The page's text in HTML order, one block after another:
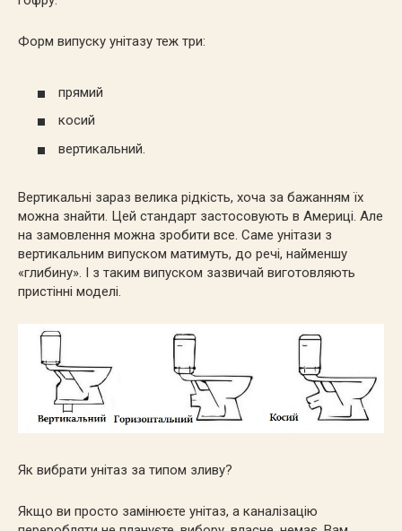
Форм випуску унітазу теж три:
прямий
косий
вертикальний.
Вертикальні зараз велика рідкість, хоча за бажанням їх
можна знайти. Цей стандарт застосовують в Америці. Але
на замовлення можна зробити все. Саме унітази з
вертикальним випуском матимуть, до речі, найменшу
«глибину». І з таким випуском зазвичай виготовляють
пристінні моделі.
Як вибрати унітаз за типом зливу?
Якщо ви просто замінюєте унітаз, а каналізацію